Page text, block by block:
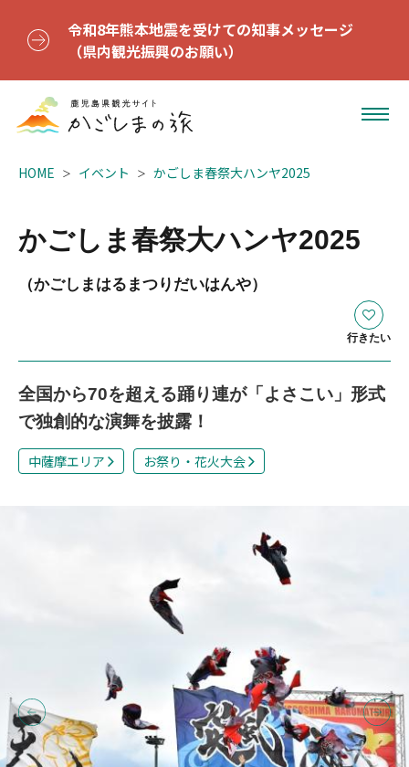
令和8年熊本地震を受けての知事メッセージ
（県内観光振興のお願い）
HOME イベント かごしま春祭大ハンヤ2025
かごしま春祭大ハンヤ2025
（かごしまはるまつりだいはんや）
行きたい
全国から70を超える踊り連が「よさこい」形式
で独創的な演舞を披露！
中薩摩エリア お祭り・花火大会